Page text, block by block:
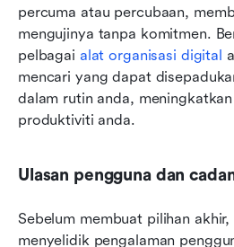
percuma atau percubaan,
mengujinya tanpa komitmen.
pelbagai alat organisasi digital
mencari yang dapat
dalam rutin anda,
produktiviti anda.
Ulasan pengguna dan
Sebelum membuat pilihan
menyelidik pengalaman